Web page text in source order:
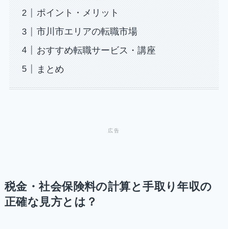
ポイント・メリット
市川市エリアの転職市場
おすすめ転職サービス・講座
まとめ
税金・社会保険料の計算と手取り年収の
正確な見方とは？